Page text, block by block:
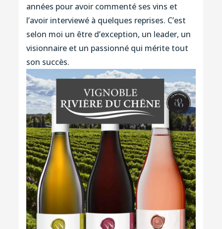
années pour avoir commenté ses vins et
l’avoir interviewé à quelques reprises. C’est
selon moi un être d’exception, un leader, un
visionnaire et un passionné qui mérite tout
son succès.